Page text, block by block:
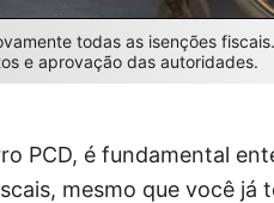
todas as isenções
e aprovação das autoridades.
PCD, é fundamental
mesmo que você já